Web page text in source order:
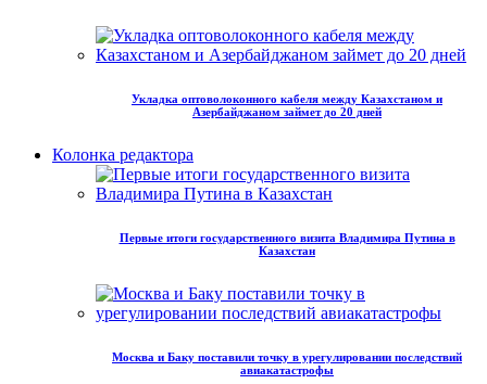
Укладка оптоволоконного кабеля между Казахстаном и
Азербайджаном займет до 20 дней
Колонка редактора
Первые итоги государственного визита Владимира Путина в
Казахстан
Москва и Баку поставили точку в урегулировании последствий
авиакатастрофы